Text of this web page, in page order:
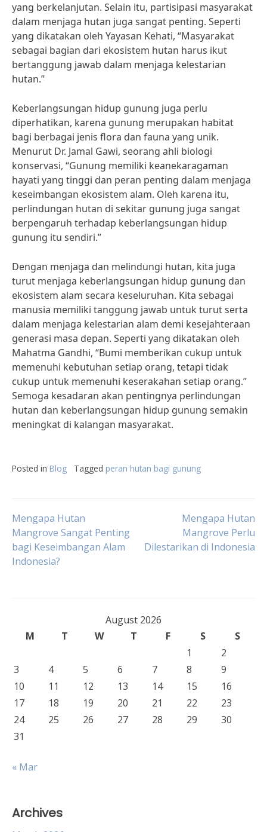
yang berkelanjutan. Selain itu, partisipasi masyarakat
dalam menjaga hutan juga sangat penting. Seperti
yang dikatakan oleh Yayasan Kehati, “Masyarakat
sebagai bagian dari ekosistem hutan harus ikut
bertanggung jawab dalam menjaga kelestarian
hutan.”
Keberlangsungan hidup gunung juga perlu
diperhatikan, karena gunung merupakan habitat
bagi berbagai jenis flora dan fauna yang unik.
Menurut Dr. Jamal Gawi, seorang ahli biologi
konservasi, “Gunung memiliki keanekaragaman
hayati yang tinggi dan peran penting dalam menjaga
keseimbangan ekosistem alam. Oleh karena itu,
perlindungan hutan di sekitar gunung juga sangat
berpengaruh terhadap keberlangsungan hidup
gunung itu sendiri.”
Dengan menjaga dan melindungi hutan, kita juga
turut menjaga keberlangsungan hidup gunung dan
ekosistem alam secara keseluruhan. Kita sebagai
manusia memiliki tanggung jawab untuk turut serta
dalam menjaga kelestarian alam demi kesejahteraan
generasi masa depan. Seperti yang dikatakan oleh
Mahatma Gandhi, “Bumi memberikan cukup untuk
memenuhi kebutuhan setiap orang, tetapi tidak
cukup untuk memenuhi keserakahan setiap orang.”
Semoga kesadaran akan pentingnya perlindungan
hutan dan keberlangsungan hidup gunung semakin
meningkat di kalangan masyarakat.
Posted in Blog Tagged peran hutan bagi gunung
Post
navigation
Mengapa Hutan
Mangrove Sangat Penting
bagi Keseimbangan Alam
Indonesia?
Mengapa Hutan
Mangrove Perlu
Dilestarikan di Indonesia
August 2026
M
T W T F S
S
1
2
3
4 5 6 7 8
9
10
11 12 13 14 15
16
17
18 19 20 21 22
23
24
25 26 27 28 29
30
31
« Mar
Archives